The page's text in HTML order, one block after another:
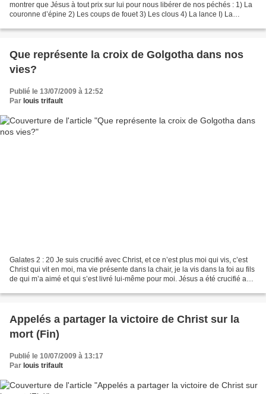
montrer que Jésus à tout prix sur lui pour nous libérer de nos péchés : 1) La
couronne d’épine 2) Les coups de fouet 3) Les clous 4) La lance I) La
Que représente la croix de Golgotha dans nos
vies?
Publié le 13/07/2009 à 12:52
Par louis trifault
Galates 2 : 20 Je suis crucifié avec Christ, et ce n’est plus moi qui vis, c’est
Christ qui vit en moi, ma vie présente dans la chair, je la vis dans la foi au fils
de qui m’a aimé et qui s’est livré lui-même pour moi. Jésus a été crucifié au
Appelés a partager la victoire de Christ sur la
mort (Fin)
Publié le 10/07/2009 à 13:17
Par louis trifault